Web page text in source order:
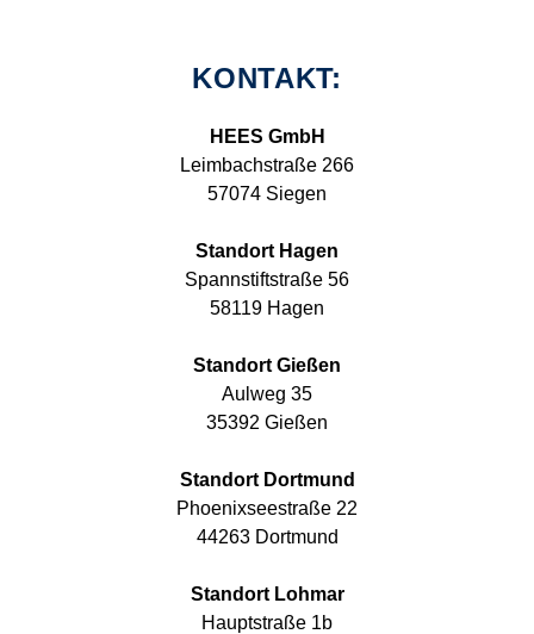
KONTAKT:
HEES GmbH
Leimbachstraße 266
57074 Siegen
Standort Hagen
Spannstiftstraße 56
58119 Hagen
Standort Gießen
Aulweg 35
35392 Gießen
Standort Dortmund
Phoenixseestraße 22
44263 Dortmund
Standort Lohmar
Hauptstraße 1b